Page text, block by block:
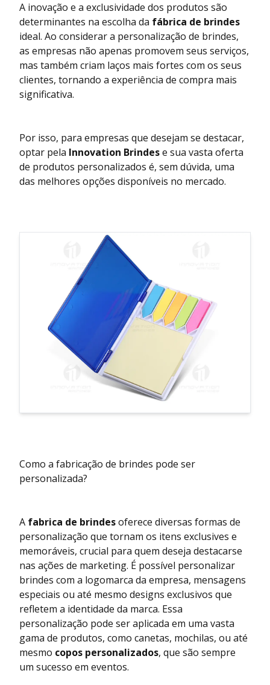
A inovação e a exclusividade dos produtos são
determinantes na escolha da fábrica de brindes
ideal. Ao considerar a personalização de brindes,
as empresas não apenas promovem seus serviços,
mas também criam laços mais fortes com os seus
clientes, tornando a experiência de compra mais
significativa.
Por isso, para empresas que desejam se destacar,
optar pela Innovation Brindese sua vasta oferta
de produtos personalizados é, sem dúvida, uma
das melhores opções disponíveis no mercado.
Como a fabricação de brindes pode ser
personalizada?
A fabrica de brindesoferece diversas formas de
personalização que tornam os itens exclusives e
memoráveis, crucial para quem deseja destacarse
nas ações de marketing. É possível personalizar
brindes com a logomarca da empresa, mensagens
especiais ou até mesmo designs exclusivos que
refletem a identidade da marca. Essa
personalização pode ser aplicada em uma vasta
gama de produtos, como canetas, mochilas, ou até
mesmo copos personalizados, que são sempre
um sucesso em eventos.